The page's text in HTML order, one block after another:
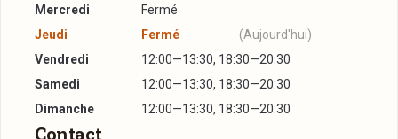
Mercredi
Fermé
Jeudi
Fermé
(Aujourd'hui)
Vendredi
12:00—13:30, 18:30—20:30
Samedi
12:00—13:30, 18:30—20:30
Dimanche
12:00—13:30, 18:30—20:30
Contact